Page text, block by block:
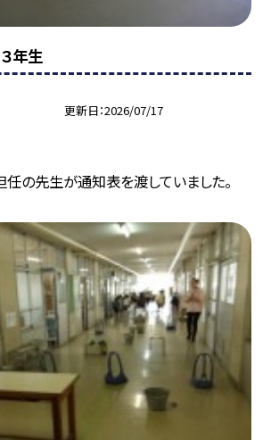
年生
更新日 2026/07/17
任の先生が通知表を渡していました。